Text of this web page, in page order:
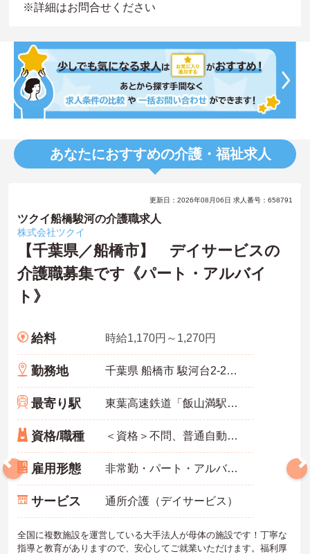
※詳細はお問合せください
あなたにおすすめの介護・福祉求人
更新日：2026年08月06日 求人番号：658791
ツクイ船橋駿河の介護職求人
株式会社ツクイ
【千葉県／船橋市】 デイサービスの
介護職募集です《パート・アルバイ
ト》
給料 時給1,170円～1,270円
勤務地 千葉県 船橋市 駿河台2-21-25
最寄り駅 東葉高速鉄道「飯山満駅」徒歩15分
資格/職種 ＜資格＞不問、普通自動車運転免許(AT限定可) 必須 ＜経験＞不問 無資格者:入社半年以内に会社負担で認知症介護基礎研修受講
雇用形態 非常勤・パート・アルバイト
サービス 通所介護（デイサービス）
全国に複数施設を運営している大手法人が母体の施設です！丁寧な
指導と教育がありますので、安心してご就業いただけます。福利厚